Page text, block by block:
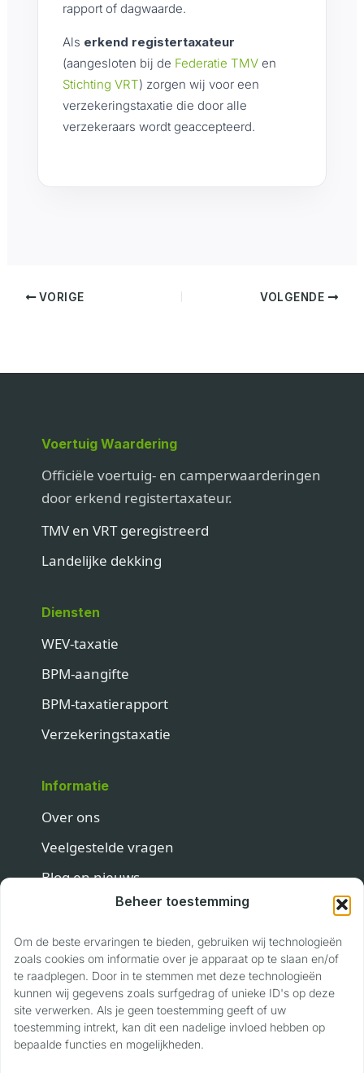
Beheer toestemming
Om de beste ervaringen te bieden, gebruiken wij technologieën
zoals cookies om informatie over je apparaat op te slaan en/of
te raadplegen. Door in te stemmen met deze technologieën
kunnen wij gegevens zoals surfgedrag of unieke ID's op deze
site verwerken. Als je geen toestemming geeft of uw
toestemming intrekt, kan dit een nadelige invloed hebben op
bepaalde functies en mogelijkheden.
rapport of dagwaarde.
Als erkend registertaxateur
(aangesloten bij de Federatie TMV en
Stichting VRT) zorgen wij voor een
verzekeringstaxatie die door alle
verzekeraars wordt geaccepteerd.
VORIGE VOLGENDE
Voertuig Waardering
Officiële voertuig- en camperwaarderingen
door erkend registertaxateur.
TMV en VRT geregistreerd
Landelijke dekking
Diensten
WEV-taxatie
BPM-aangifte
BPM-taxatierapport
Verzekeringstaxatie
Informatie
Over ons
Veelgestelde vragen
Blog en nieuws
Contact
Privaslaan 118
6904 LJ Zevenaar
06 17 22 89 40